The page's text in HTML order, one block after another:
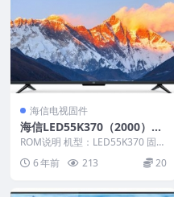
海信电视固件
海信LED55K370（2000）B
OM4官方原厂USB刷机电视
固件包
ROM说明 机型：LED55K370 固件
版本：（2000） BOM：4 海信L...
6 年前 213 20